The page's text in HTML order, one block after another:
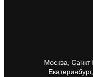
Москва, Санкт